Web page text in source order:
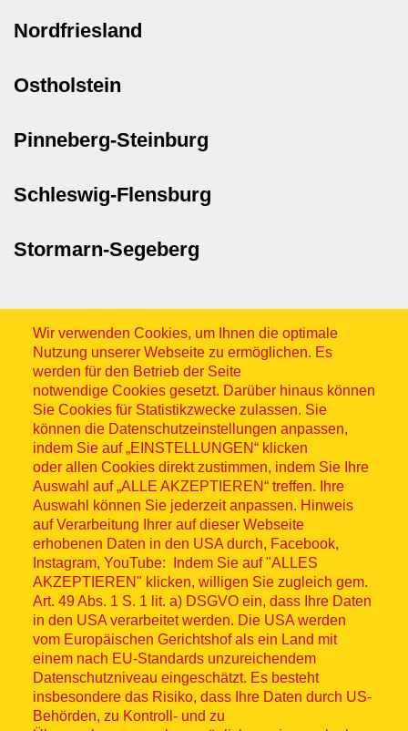
Nordfriesland
Ostholstein
Pinneberg-Steinburg
Schleswig-Flensburg
Stormarn-Segeberg
Wir verwenden Cookies, um Ihnen die optimale
Nutzung unserer Webseite zu ermöglichen. Es
werden für den Betrieb der Seite
notwendige Cookies gesetzt. Darüber hinaus können
Sie Cookies für Statistikzwecke zulassen. Sie
können die Datenschutzeinstellungen anpassen,
indem Sie auf „EINSTELLUNGEN“ klicken
oder allen Cookies direkt zustimmen, indem Sie Ihre
Auswahl auf „ALLE AKZEPTIEREN“ treffen. Ihre
Auswahl können Sie jederzeit anpassen. Hinweis
auf Verarbeitung Ihrer auf dieser Webseite
erhobenen Daten in den USA durch, Facebook,
Instagram, YouTube: Indem Sie auf "ALLES
AKZEPTIEREN" klicken, willigen Sie zugleich gem.
Art. 49 Abs. 1 S. 1 lit. a) DSGVO ein, dass Ihre Daten
in den USA verarbeitet werden. Die USA werden
vom Europäischen Gerichtshof als ein Land mit
einem nach EU-Standards unzureichendem
Datenschutzniveau eingeschätzt. Es besteht
insbesondere das Risiko, dass Ihre Daten durch US-
Behörden, zu Kontroll- und zu
Sitemap
© ASB 2026
Fußzeilenmenü
Impressum
Datenschutz
Kontakt
Hinweisgebersystem
Lieferkette